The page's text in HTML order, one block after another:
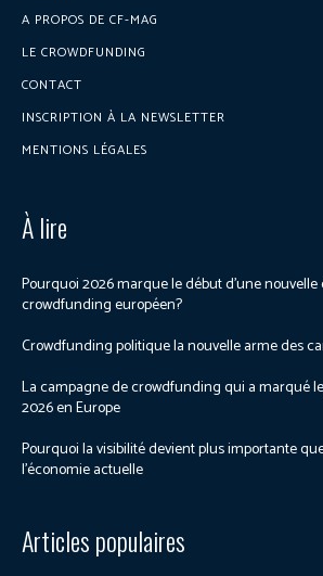
A PROPOS DE CF-MAG
LE CROWDFUNDING
CONTACT
INSCRIPTION À LA NEWSLETTER
MENTIONS LÉGALES
À lire
Pourquoi 2026 marque le début d’une nouvelle
crowdfunding européen?
Crowdfunding politique la nouvelle arme des
La campagne de crowdfunding qui a marqué
2026 en Europe
Pourquoi la visibilité devient plus importante
l’économie actuelle
Articles populaires